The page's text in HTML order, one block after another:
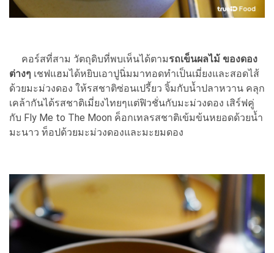
คอร์สที่สาม วัตถุดิบที่พบเห็นได้ตามรถเข็นผลไม้ ของดอง
ต่างๆ เชฟแฮมได้หยิบเอาปูนิ่มมาทอดทำเป็นเมี่ยงและสอดไส้
ด้วยมะม่วงดอง ให้รสชาติซ่อนเปรี้ยว จิ้มกับน้ำปลาหวาน คลุก
เคล้ากันได้รสชาติเมี่ยงไทยๆแต่ฟิวชั่นกับมะม่วงดอง เสิร์ฟคู่
กับ Fly Me to The Moon ค็อกเทลรสชาติเข้มข้นหยอดด้วยน้ำ
มะนาว ท็อปด้วยมะม่วงดองและมะยมดอง